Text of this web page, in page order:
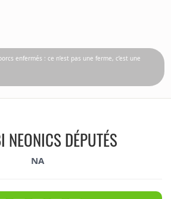
enfermés : ce n’est pas une ferme, c’est une
NEONICS DÉPUTÉS
NA